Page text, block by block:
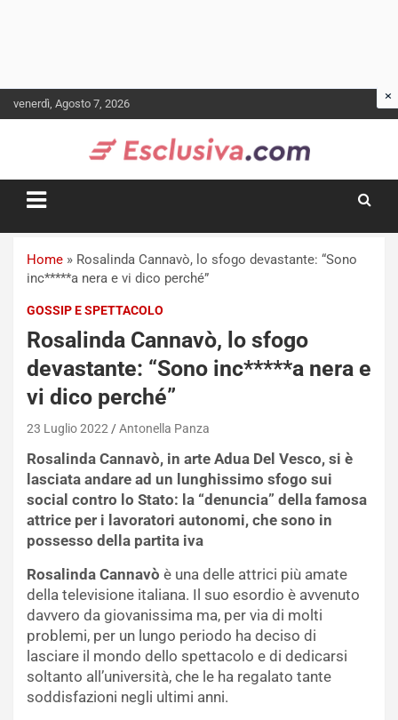
to
venerdì, Agosto 7, 2026
Home » Rosalinda Cannavò, lo sfogo devastante: “Sono
inc*****a nera e vi dico perché”
GOSSIP E SPETTACOLO
Rosalinda Cannavò, lo sfogo
devastante: “Sono inc*****a nera e
vi dico perché”
23 Luglio 2022 Antonella Panza
Rosalinda Cannavò, in arte Adua Del Vesco, si è
lasciata andare ad un lunghissimo sfogo sui
social contro lo Stato: la “denuncia” della famosa
attrice per i lavoratori autonomi, che sono in
possesso della partita iva
Rosalinda Cannavò è una delle attrici più amate
della televisione italiana. Il suo esordio è avvenuto
davvero da giovanissima ma, per via di molti
problemi, per un lungo periodo ha deciso di
lasciare il mondo dello spettacolo e di dedicarsi
soltanto all’università, che le ha regalato tante
soddisfazioni negli ultimi anni.